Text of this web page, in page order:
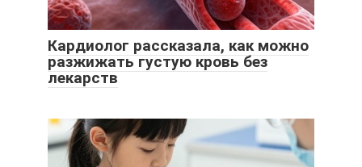
Кардиолог рассказала, как можно
разжижать густую кровь без
лекарств